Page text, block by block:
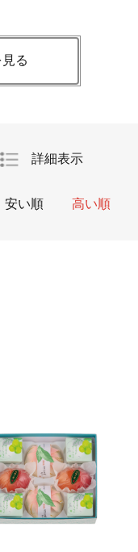
る
詳細表示
安い順 高い順